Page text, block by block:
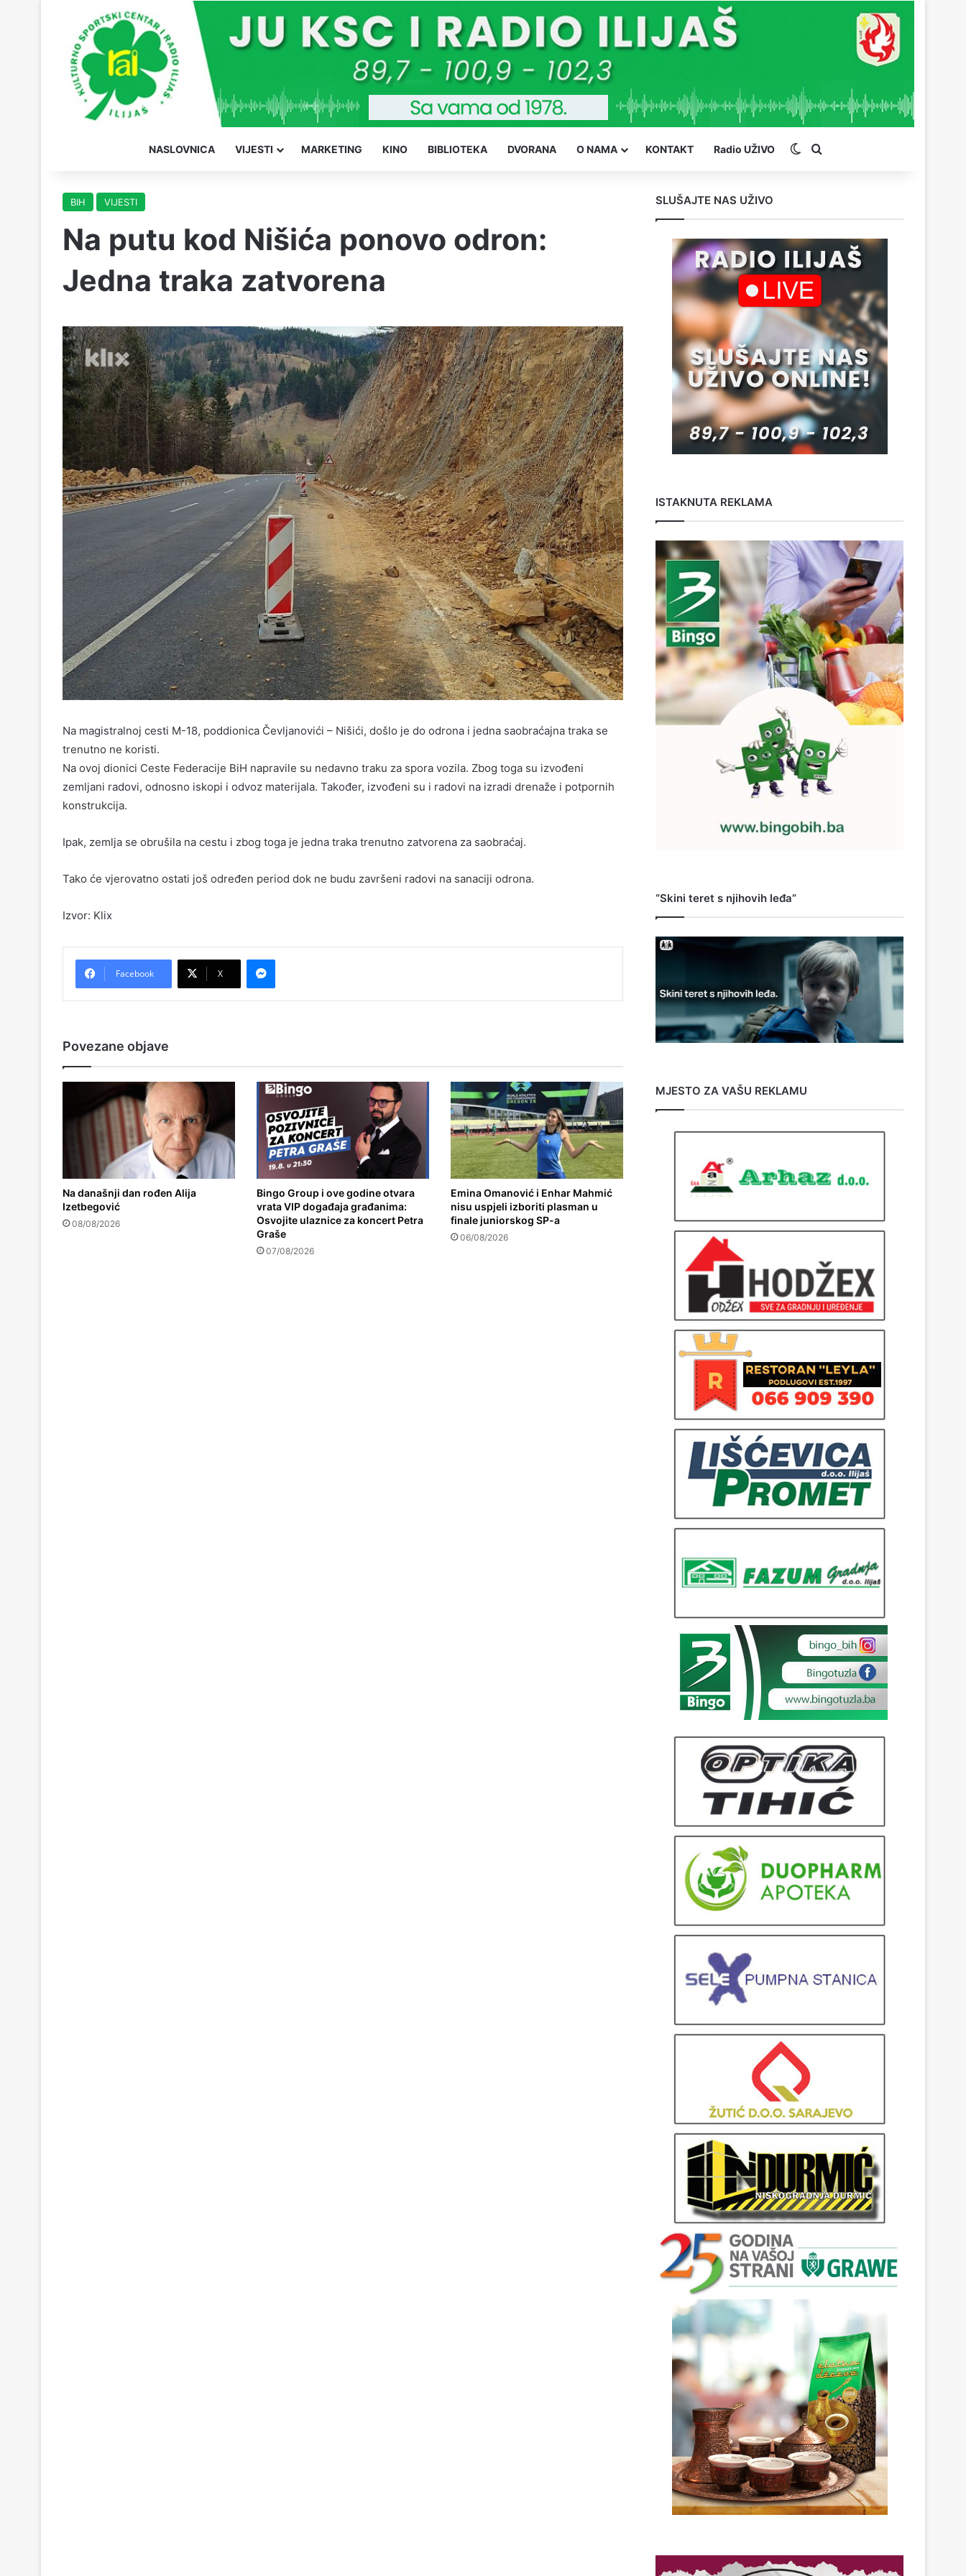
NASLOVNICA VIJESTI MARKETING KINO BIBLIOTEKA DVORANA O NAMA KONTAKT Radio UŽIVO Switch skin
BIH VIJESTI
Na putu kod Nišića ponovo odron:
Jedna traka zatvorena
Na magistralnoj cesti M-18, poddionica Čevljanovići – Nišići, došlo je do odrona i jedna saobraćajna traka se
trenutno ne koristi.
Na ovoj dionici Ceste Federacije BiH napravile su nedavno traku za spora vozila. Zbog toga su izvođeni
zemljani radovi, odnosno iskopi i odvoz materijala. Također, izvođeni su i radovi na izradi drenaže i potpornih
konstrukcija.
Ipak, zemlja se obrušila na cestu i zbog toga je jedna traka trenutno zatvorena za saobraćaj.
Tako će vjerovatno ostati još određen period dok ne budu završeni radovi na sanaciji odrona.
Izvor: Klix
Facebook X
Povezane objave
Na današnji dan rođen Alija
Izetbegović
08/08/2026
Bingo Group i ove godine otvara
vrata VIP događaja građanima:
Osvojite ulaznice za koncert Petra
Graše
07/08/2026
Emina Omanović i Enhar Mahmić
nisu uspjeli izboriti plasman u
finale juniorskog SP-a
06/08/2026
SLUŠAJTE NAS UŽIVO
ISTAKNUTA REKLAMA
“Skini teret s njihovih leđa”
MJESTO ZA VAŠU REKLAMU